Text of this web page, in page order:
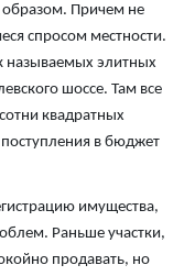
Причем не
спросом местности.
называемых элитных
шоссе. Там все
квадратных
поступления в бюджет
имущества,
Раньше участки,
продавать, но